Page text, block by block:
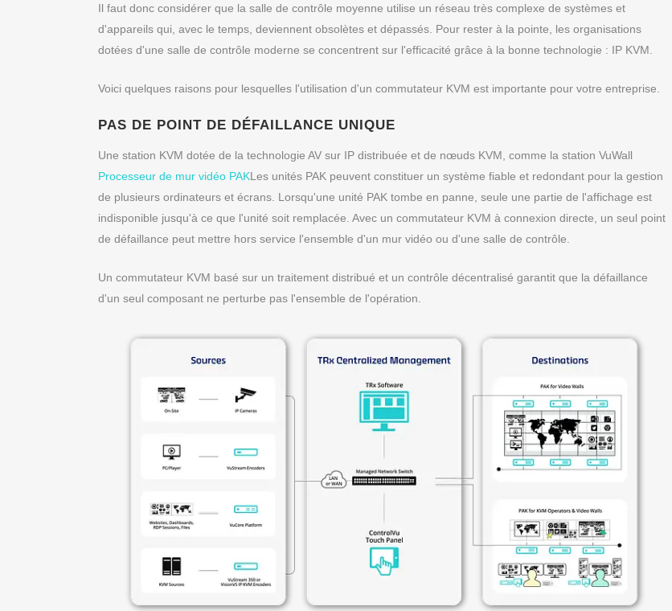
Il faut donc considérer que la salle de contrôle moyenne utilise un réseau très complexe de systèmes et
d'appareils qui, avec le temps, deviennent obsolètes et dépassés. Pour rester à la pointe, les organisations
dotées d'une salle de contrôle moderne se concentrent sur l'efficacité grâce à la bonne technologie : IP KVM.
Voici quelques raisons pour lesquelles l'utilisation d'un commutateur KVM est importante pour votre entreprise.
PAS DE POINT DE DÉFAILLANCE UNIQUE
Une station KVM dotée de la technologie AV sur IP distribuée et de nœuds KVM, comme la station VuWall
Processeur de mur vidéo PAKLes unités PAK peuvent constituer un système fiable et redondant pour la gestion
de plusieurs ordinateurs et écrans. Lorsqu'une unité PAK tombe en panne, seule une partie de l'affichage est
indisponible jusqu'à ce que l'unité soit remplacée. Avec un commutateur KVM à connexion directe, un seul point
de défaillance peut mettre hors service l'ensemble d'un mur vidéo ou d'une salle de contrôle.
Un commutateur KVM basé sur un traitement distribué et un contrôle décentralisé garantit que la défaillance
d'un seul composant ne perturbe pas l'ensemble de l'opération.